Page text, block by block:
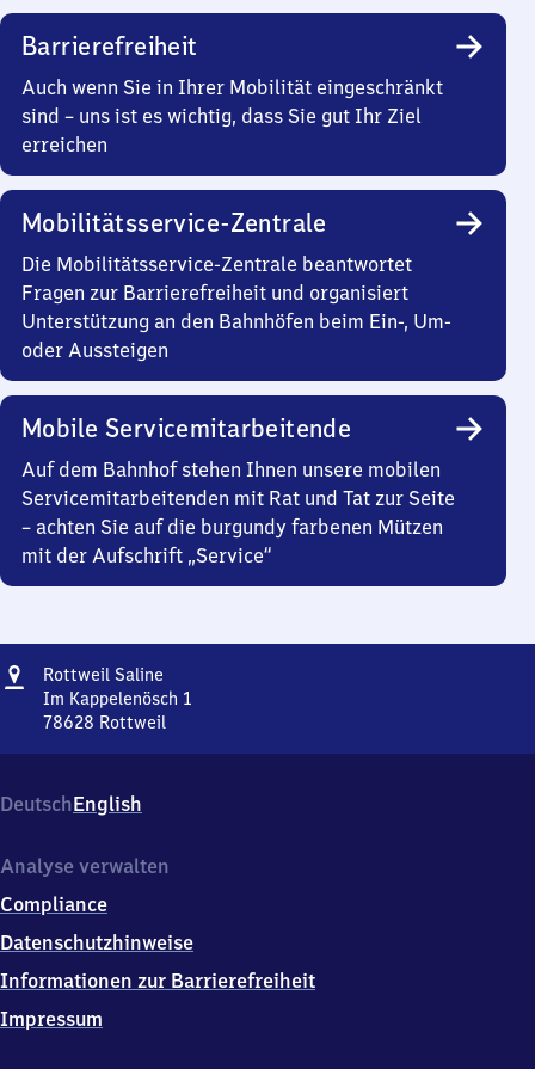
Barrierefreiheit
Auch wenn Sie in Ihrer Mobilität eingeschränkt
sind – uns ist es wichtig, dass Sie gut Ihr Ziel
erreichen
Mobilitätsservice-Zentrale
Die Mobilitätsservice-Zentrale beantwortet
Fragen zur Barrierefreiheit und organisiert
Unterstützung an den Bahnhöfen beim Ein-, Um-
oder Aussteigen
Mobile Servicemitarbeitende
Auf dem Bahnhof stehen Ihnen unsere mobilen
Servicemitarbeitenden mit Rat und Tat zur Seite
– achten Sie auf die burgundy farbenen Mützen
mit der Aufschrift „Service“
Adresse
Rottweil Saline
Saline
Im Kappelenösch 1
78628 Rottweil
Im
Kappelenösch
7
6
2
Rottweil
DeutschEnglish
Analyse verwalten
Compliance
Datenschutzhinweise
Informationen zur Barrierefreiheit
Impressum